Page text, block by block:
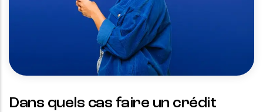
Dans quels cas faire un crédit